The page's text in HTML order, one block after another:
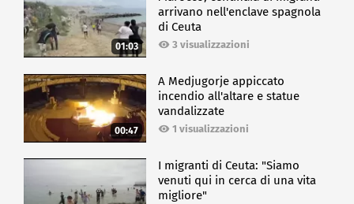
01:03
arrivano nell'enclave spagnola
di Ceuta
3 visualizzazioni
00:47
A Medjugorje appiccato
incendio all'altare e statue
vandalizzate
1 visualizzazioni
I migranti di Ceuta: "Siamo
venuti qui in cerca di una vita
migliore"